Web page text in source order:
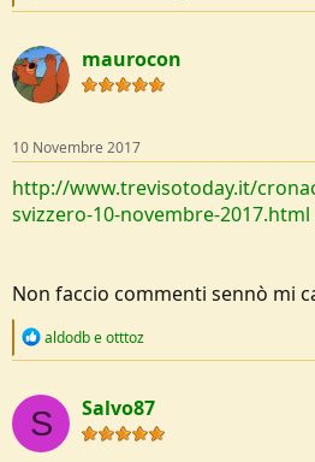
c
t
i
o
s
:
maurocon
10 Novembre 2017
http://www.trevisotoday.it/
svizzero-10-novembre-2017.html
Non faccio commenti sennò mi
R
c
t
i
o
aldodbeotttoz
S Salvo87